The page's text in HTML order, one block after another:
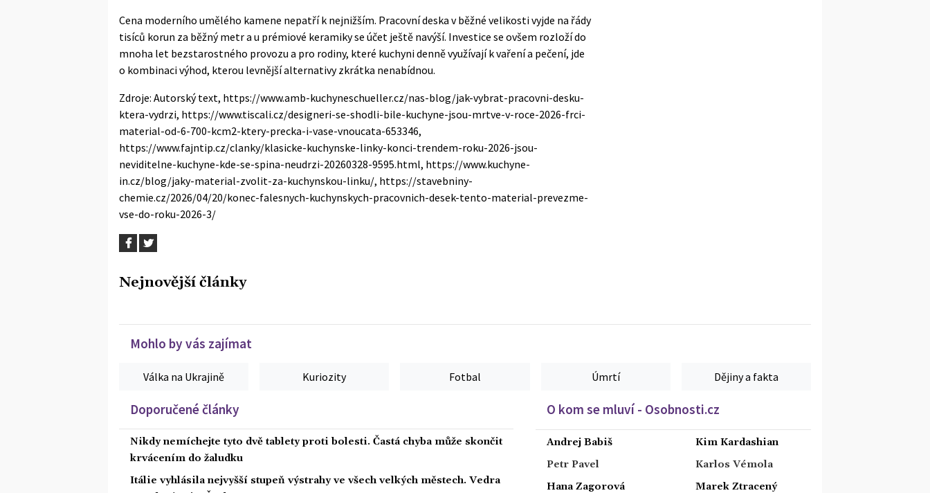
Cena moderního umělého kamene nepatří k nejnižším. Pracovní deska v běžné velikosti vyjde na řády
tisíců korun za běžný metr a u prémiové keramiky se účet ještě navýší. Investice se ovšem rozloží do
mnoha let bezstarostného provozu a pro rodiny, které kuchyni denně využívají k vaření a pečení, jde
o kombinaci výhod, kterou levnější alternativy zkrátka nenabídnou.
Zdroje: Autorský text, https://www.amb-kuchyneschueller.cz/nas-blog/jak-vybrat-pracovni-desku-
ktera-vydrzi, https://www.tiscali.cz/designeri-se-shodli-bile-kuchyne-jsou-mrtve-v-roce-2026-frci-
material-od-6-700-kcm2-ktery-precka-i-vase-vnoucata-653346,
https://www.fajntip.cz/clanky/klasicke-kuchynske-linky-konci-trendem-roku-2026-jsou-
neviditelne-kuchyne-kde-se-spina-neudrzi-20260328-9595.html, https://www.kuchyne-
in.cz/blog/jaky-material-zvolit-za-kuchynskou-linku/, https://stavebniny-
chemie.cz/2026/04/20/konec-falesnych-kuchynskych-pracovnich-desek-tento-material-prevezme-
vse-do-roku-2026-3/
Nejnovější články
Mohlo by vás zajímat
Válka na Ukrajině Kuriozity Fotbal Úmrtí Dějiny a fakta
Doporučené články
Nikdy nemíchejte tyto dvě tablety proti bolesti. Častá chyba může skončit
krvácením do žaludku
Itálie vyhlásila nejvyšší stupeň výstrahy ve všech velkých městech. Vedra
O kom se mluví - Osobnosti.cz
Andrej Babiš
Petr Pavel
Hana Zagorová
Kim Kardashian
Karlos Vémola
Marek Ztracený